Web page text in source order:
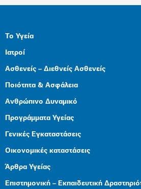
Το Υγεία
Ιατροί
Ασθενείς – Διεθνείς Ασθενείς
Ποιότητα & Ασφάλεια
Ανθρώπινο Δυναμικό
Προγράμματα Υγείας
Γενικές Εγκαταστάσεις
Οικονομικές καταστάσεις
Άρθρα Υγείας
Επιστημονική – Εκπαιδευτική